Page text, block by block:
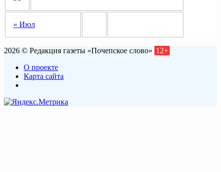
« Июл
2026 © Редакция газеты «Почепское слово» 12+
О проекте
Карта сайта